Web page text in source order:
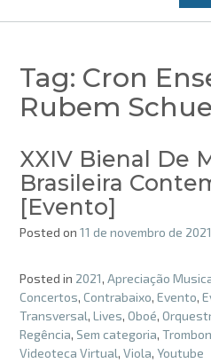
Tag: Cron
Rubem
XXIV Bienal De
Brasileira
[Evento]
Posted on 11 de novembro de 2021
Posted in 2021, Apreciação
Concertos, Contrabaixo, Evento,
Transversal, Lives, Oboé,
Regência, Sem categoria,
Videoteca Virtual, Viola, Youtube